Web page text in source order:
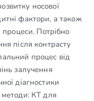
носової
фактори, а також
процеси. Потрібно
після контрасту
процес від
залучення
діагностики
методи: КТ для